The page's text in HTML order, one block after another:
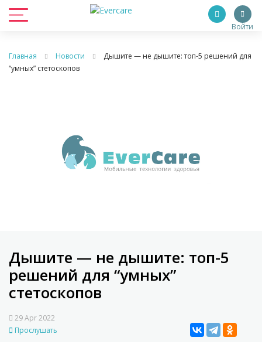
Войти
Главная Новости
Дышите — не дышите: топ-5 решений для
“умных” стетоскопов
Дышите — не дышите: топ-5
решений для “умных”
стетоскопов
29 Apr 2022
Прослушать